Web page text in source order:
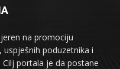
na promociju
poduzetnika i
portala je da postane